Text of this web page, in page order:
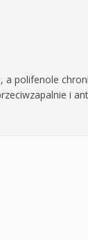
a polifenole
i